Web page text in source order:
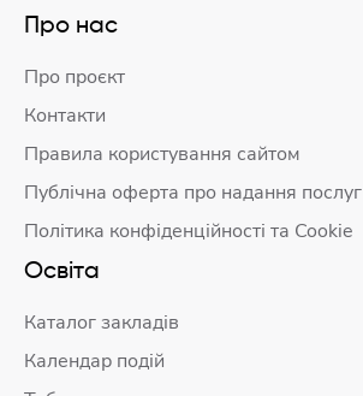
Про нас
Про проєкт
Контакти
Правила користування сайтом
Публічна оферта про надання послуг
Політика конфіденційності та Cookie
Освіта
Каталог закладів
Календар подій